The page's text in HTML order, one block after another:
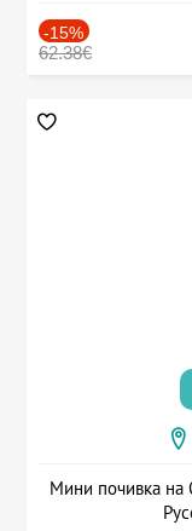
-15%
62.38€
Мини почивка на